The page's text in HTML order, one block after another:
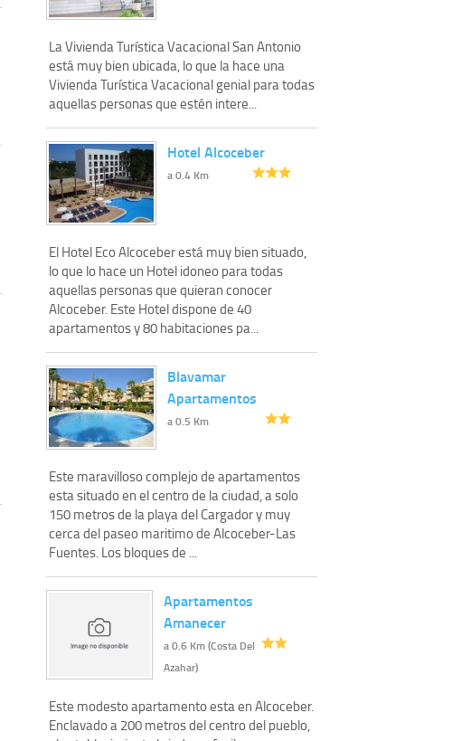
La Vivienda Turística Vacacional San Antonio
está muy bien ubicada, lo que la hace una
Vivienda Turística Vacacional genial para todas
aquellas personas que estén intere...
Hotel Alcoceber
a 0.4 Km
El Hotel Eco Alcoceber está muy bien situado,
lo que lo hace un Hotel idoneo para todas
aquellas personas que quieran conocer
Alcoceber. Este Hotel dispone de 40
apartamentos y 80 habitaciones pa...
Blavamar
Apartamentos
a 0.5 Km
Este maravilloso complejo de apartamentos
esta situado en el centro de la ciudad, a solo
150 metros de la playa del Cargador y muy
cerca del paseo maritimo de Alcoceber-Las
Fuentes. Los bloques de ...
Apartamentos
Amanecer
a 0.6 Km (Costa Del
Azahar)
Este modesto apartamento esta en Alcoceber.
Enclavado a 200 metros del centro del pueblo,